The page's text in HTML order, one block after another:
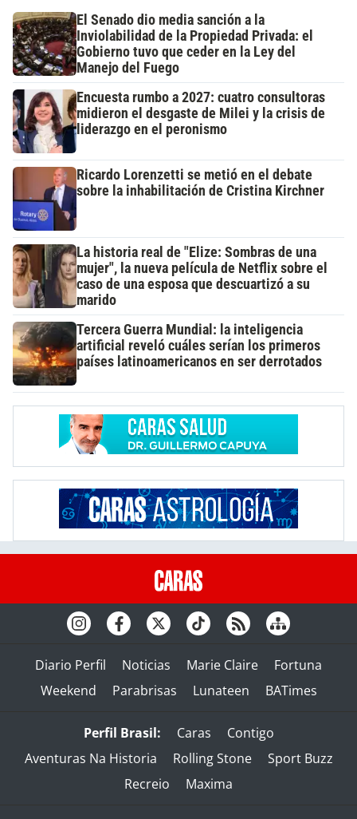
El Senado dio media sanción a la
Inviolabilidad de la Propiedad Privada: el
Gobierno tuvo que ceder en la Ley del
Manejo del Fuego
Encuesta rumbo a 2027: cuatro consultoras
midieron el desgaste de Milei y la crisis de
liderazgo en el peronismo
Ricardo Lorenzetti se metió en el debate
sobre la inhabilitación de Cristina Kirchner
La historia real de "Elize: Sombras de una
mujer", la nueva película de Netflix sobre el
caso de una esposa que descuartizó a su
marido
Tercera Guerra Mundial: la inteligencia
artificial reveló cuáles serían los primeros
países latinoamericanos en ser derrotados
Diario Perfil Noticias Marie Claire
Fortuna
Weekend
Parabrisas Lunateen BATimes
Perfil Brasil: Caras
Contigo
Aventuras Na Historia
Rolling Stone
Sport Buzz
Recreio
Maxima